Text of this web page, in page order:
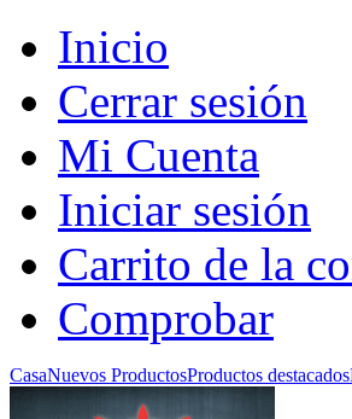
Inicio
Cerrar sesión
Mi Cuenta
Iniciar sesión
Carrito de la
Comprobar
CasaNuevos ProductosProductos destacados